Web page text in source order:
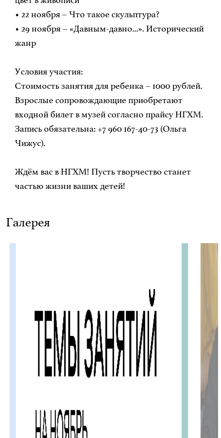
• 22 ноября – Что такое скульптура?
• 29 ноября – «Давным-давно...». Исторический
жанр
Условия участия:
Стоимость занятия для ребенка – 1000 рублей.
Взрослые сопровождающие приобретают
входной билет в музей согласно прайсу НГХМ.
Запись обязательна: +7 960 167-40-73 (Ольга
Чижус).
Ждём вас в НГХМ! Пусть творчество станет
частью жизни ваших детей!
Галерея